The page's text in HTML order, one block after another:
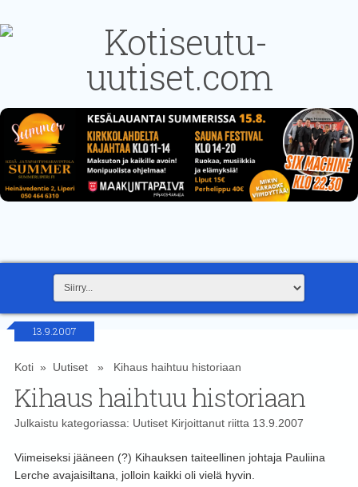
13.9.2007
Koti» Uutiset» Kihaus haihtuu historiaan
Kihaus haihtuu historiaan
Julkaistu kategoriassa: UutisetKirjoittanut riitta13.9.2007
Viimeiseksi jääneen (?) Kihauksen taiteellinen johtaja Pauliina
Lerche avajaisiltana, jolloin kaikki oli vielä hyvin.